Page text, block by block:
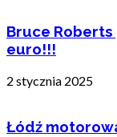
Bruce Roberts
euro!!!
2 stycznia 2025
Łódź